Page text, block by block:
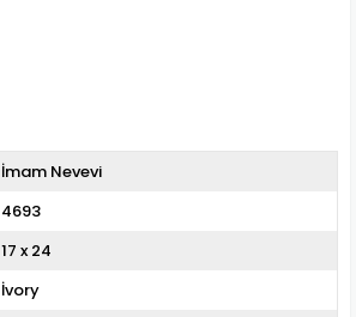
İmam Nevevi
4693
17 x 24
İvory